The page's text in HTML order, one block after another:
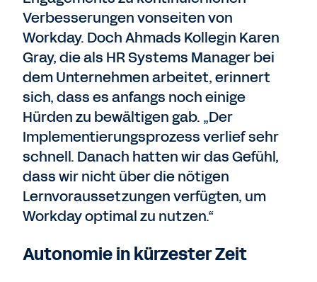
Verbesserungen vonseiten von
Workday. Doch Ahmads Kollegin Karen
Gray, die als HR Systems Manager bei
dem Unternehmen arbeitet, erinnert
sich, dass es anfangs noch einige
Hürden zu bewältigen gab. „Der
Implementierungsprozess verlief sehr
schnell. Danach hatten wir das Gefühl,
dass wir nicht über die nötigen
Lernvoraussetzungen verfügten, um
Workday optimal zu nutzen.“
Autonomie in kürzester Zeit